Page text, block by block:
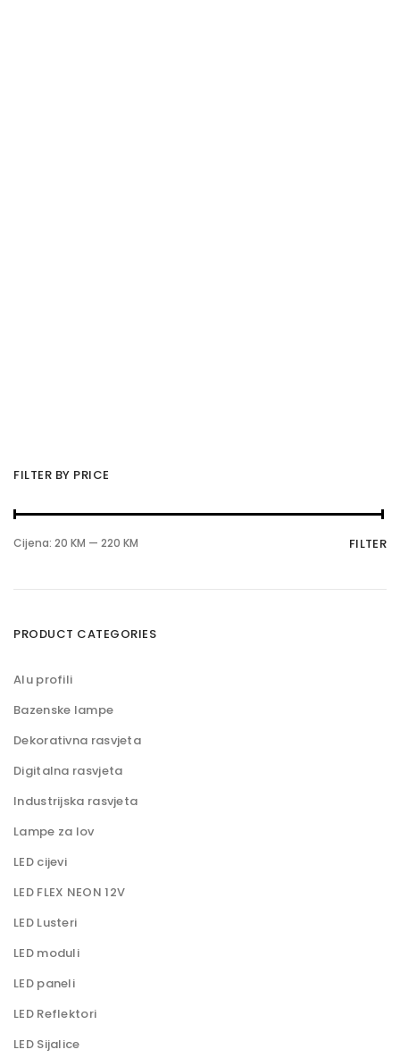
FILTER BY PRICE
M
i
l
c
i
j
e
a
M
s
a
a
c
i
j
n
FILTER
Cijena: 20 KM — 220 KM
PRODUCT CATEGORIES
Alu profili
Bazenske lampe
Dekorativna rasvjeta
Digitalna rasvjeta
Industrijska rasvjeta
Lampe za lov
LED cijevi
LED FLEX NEON 12V
LED Lusteri
LED moduli
LED paneli
LED Reflektori
LED Sijalice